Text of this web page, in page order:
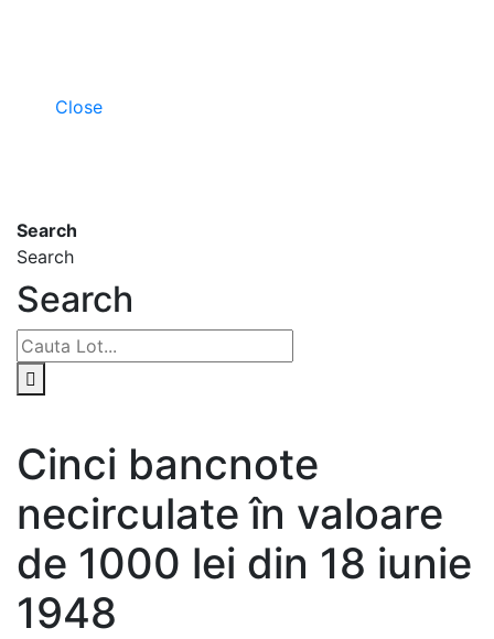
Close
Search
Search
Search
Cinci bancnote
necirculate în valoare
de 1000 lei din 18 iunie
1948